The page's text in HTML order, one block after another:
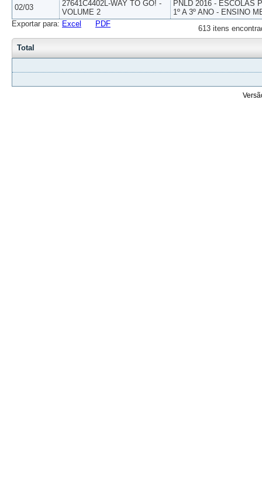
02/03
27641C4402L-WAY TO GO! -
VOLUME 2
PNLD 2016 - ESCOLAS
1º A 3º ANO - ENSINO
613 itens
Exportar para: Excel PDF
Total